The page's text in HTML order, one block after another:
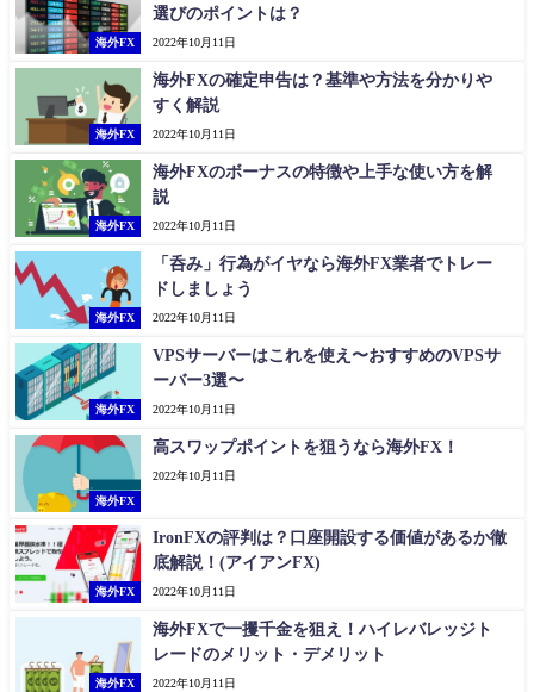
海外FX
選びのポイントは？
2022年10月11日
海外FX
海外FXの確定申告は？基準や方法を分かりや
すく解説
2022年10月11日
海外FX
海外FXのボーナスの特徴や上手な使い方を解
説
2022年10月11日
海外FX
「呑み」行為がイヤなら海外FX業者でトレー
ドしましょう
2022年10月11日
海外FX
VPSサーバーはこれを使え〜おすすめのVPSサ
ーバー3選〜
2022年10月11日
海外FX
高スワップポイントを狙うなら海外FX！
2022年10月11日
海外FX
IronFXの評判は？口座開設する価値があるか徹
底解説！(アイアンFX)
2022年10月11日
海外FX
海外FXで一攫千金を狙え！ハイレバレッジト
レードのメリット・デメリット
2022年10月11日